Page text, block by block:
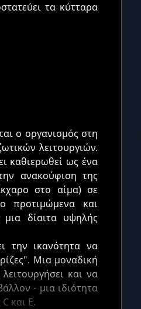
τα κύτταρα
ο οργανισμός στη
λειτουργιών.
καθιερωθεί ως ένα
ανακούφιση της
στο αίμα) σε
προτιμώμενα και
δίαιτα υψηλής
την ικανότητα να
Μια μοναδική
και να
- μια ιδιότητα
και Ε.